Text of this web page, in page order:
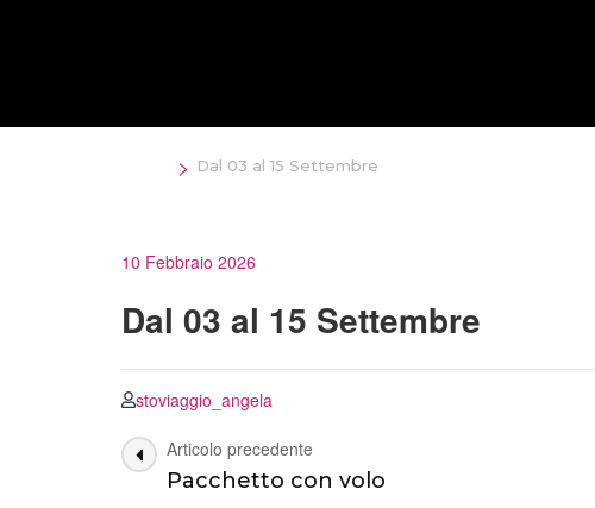
> Dal 03 al 15 Settembre
10 Febbraio 2026
Dal 03 al 15 Settembre
stoviaggio_angela
Navigazione
articoli
Articolo precedente
Pacchetto con volo